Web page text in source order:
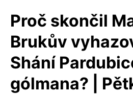
Proč skončil
Brukův
Shání
gólmana? |